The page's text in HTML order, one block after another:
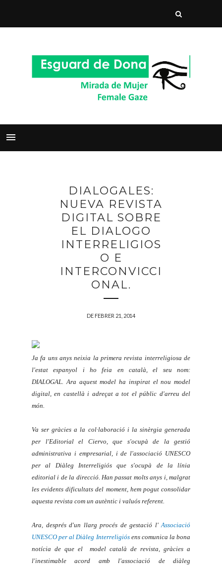
DIALOGALES:
NUEVA REVISTA
DIGITAL SOBRE
EL DIALOGO
INTERRELIGIOS
O E
INTERCONVICCI
ONAL.
DE FEBRER 21, 2014
Ja fa uns anys neixia la primera revista interreligiosa de
l'estat espanyol i ho feia en català, el seu nom:
DIALOGAL. Ara aquest model ha inspirat el nou model
digital, en castellà i adreçat a tot el públic d'arreu del
món.
Va ser gràcies a la col·laboració i la sinèrgia generada
per l'Editorial el Ciervo, que s'ocupà de la gestió
administrativa i empresarial, i de l'associació UNESCO
per al Diàleg Interreligiós que s'ocupà de la línia
editorial i de la direcció. Han passat molts anys i, malgrat
les evidents dificultats del moment, hem pogut consolidar
aquesta revista com un autèntic i valuós referent.
Ara, després d'un llarg procés de gestació l' Associació
UNESCO per al Diàleg Interreligiósens comunica la bona
notícia de que el model català de revista, gràcies a
l'inestimable acord amb l'associació de diàleg